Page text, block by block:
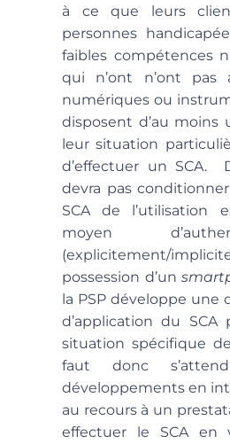
à ce que leurs
personnes
faibles compétences
qui n’ont n’ont pas
numériques ou
disposent d’au moins
leur situation
d’effectuer un SCA.
devra pas
SCA de l’utilisation
moyen
(explicitement/
possession d’un
la PSP développe une
d’application du
situation spécifique
faut donc
développements en
au recours à un
effectuer le SCA en